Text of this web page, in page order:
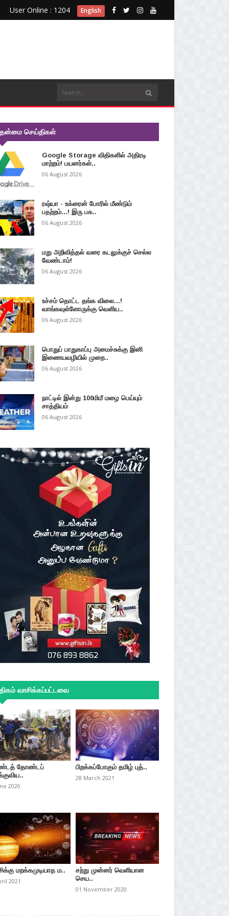
User Online : 1204 English
செய்திகள்
Google Storage விதிகளில் அதிரடி
மாற்றம்! பயனர்கள்..
06 August 2026
ரஷ்யா - உக்ரைன் போரில் மீண்டும்
பதற்றம்...! இரு பக..
06 August 2026
மறு அறிவித்தல் வரை கடலுக்குச் செல்ல
வேண்டாம்!
06 August 2026
உச்சம் தொட்ட தங்க விலை...!
வாங்கவுள்ளோருக்கு வெளிய..
06 August 2026
பொதுப் பாதுகாப்பு அமைச்சுக்கு இனி
இணையவழியில் முறை..
06 August 2026
நாட்டில் இன்று 100மிமீ மழை பெய்யும்
சாத்தியம்
06 August 2026
வாசிக்கப்பட்டவை
தோண்டப்
2020
பிறக்கப்போகும் தமிழ் புத்..
28 March 2021
மறக்கமுடியாத ம..
2021
சற்று முன்னர் வெளியான
செய..
01 November 2020